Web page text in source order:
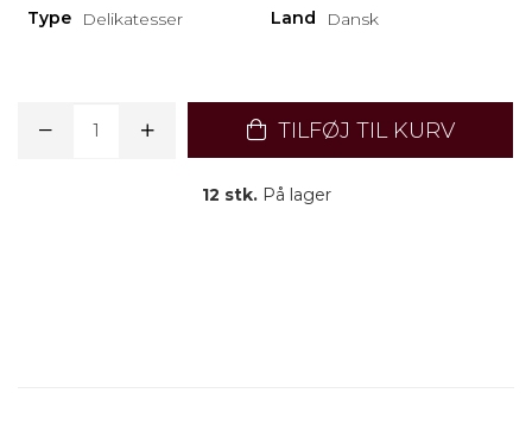
Type Delikatesser Land Dansk
TILFØJ TIL KURV
12 stk.På lager